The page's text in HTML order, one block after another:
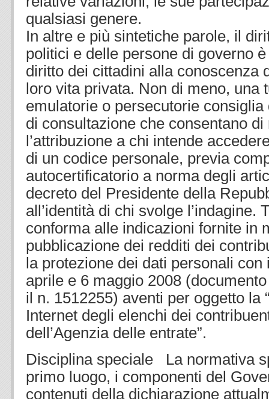
qualsiasi genere.
In altre e più sintetiche parole, il
politici e delle persone di governo
diritto dei cittadini alla conoscenza
loro vita privata. Non di meno, una
emulatorie o persecutorie
di consultazione che consentano
l’attribuzione a chi intende
di un codice personale, previa
autocertificatorio a norma degli
decreto del Presidente della
all’identità di chi svolge l’indagine.
conforma alle indicazioni fornite in
pubblicazione dei redditi dei
la protezione dei dati personali
aprile e 6 maggio 2008
il n. 1512255) aventi per oggetto la
Internet degli elenchi dei
dell’Agenzia delle entrate”.
Disciplina speciale La normativa
primo luogo, i componenti del
contenuti della dichiarazione